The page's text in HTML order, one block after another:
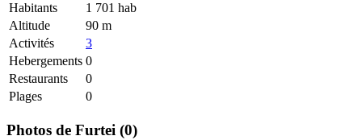
Habitants
1 701 hab
Altitude
90 m
Activités
3
Hebergements 0
Restaurants
0
Plages
0
Photos de Furtei (0)